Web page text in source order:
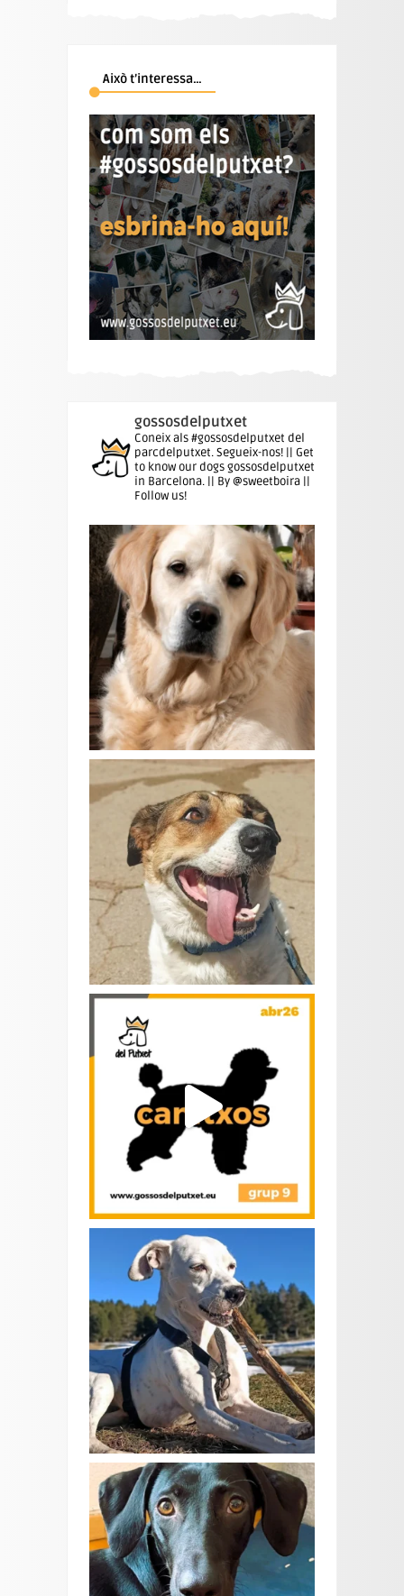
Això t’interessa…
gossosdelputxet
Coneix als #gossosdelputxet del
parcdelputxet. Segueix-nos! || Get
to know our dogs gossosdelputxet
in Barcelona. || By @sweetboira ||
Follow us!